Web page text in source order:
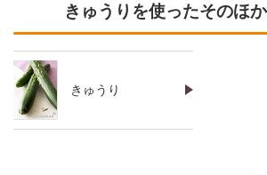
きゅうりを使ったそのほ
きゅうり